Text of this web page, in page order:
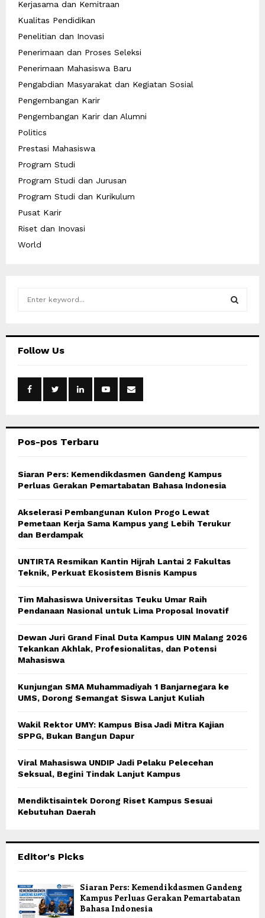
Kerjasama dan Kemitraan
Kualitas Pendidikan
Penelitian dan Inovasi
Penerimaan dan Proses Seleksi
Penerimaan Mahasiswa Baru
Pengabdian Masyarakat dan Kegiatan Sosial
Pengembangan Karir
Pengembangan Karir dan Alumni
Politics
Prestasi Mahasiswa
Program Studi
Program Studi dan Jurusan
Program Studi dan Kurikulum
Pusat Karir
Riset dan Inovasi
World
hFollow Us
Pos-pos Terbaru
Siaran Pers: Kemendikdasmen Gandeng Kampus
Perluas Gerakan Pemartabatan Bahasa Indonesia
Akselerasi Pembangunan Kulon Progo Lewat
Pemetaan Kerja Sama Kampus yang Lebih Terukur
dan Berdampak
UNTIRTA Resmikan Kantin Hijrah Lantai 2 Fakultas
Teknik, Perkuat Ekosistem Bisnis Kampus
Tim Mahasiswa Universitas Teuku Umar Raih
Pendanaan Nasional untuk Lima Proposal Inovatif
Dewan Juri Grand Final Duta Kampus UIN Malang 2026
Tekankan Akhlak, Profesionalitas, dan Potensi
Mahasiswa
Kunjungan SMA Muhammadiyah 1 Banjarnegara ke
UMS, Dorong Semangat Siswa Lanjut Kuliah
Wakil Rektor UMY: Kampus Bisa Jadi Mitra Kajian
SPPG, Bukan Bangun Dapur
Viral Mahasiswa UNDIP Jadi Pelaku Pelecehan
Seksual, Begini Tindak Lanjut Kampus
Mendiktisaintek Dorong Riset Kampus Sesuai
Kebutuhan Daerah
Editor's Picks
Siaran Pers: Kemendikdasmen Gandeng
Kampus Perluas Gerakan Pemartabatan
Bahasa Indonesia